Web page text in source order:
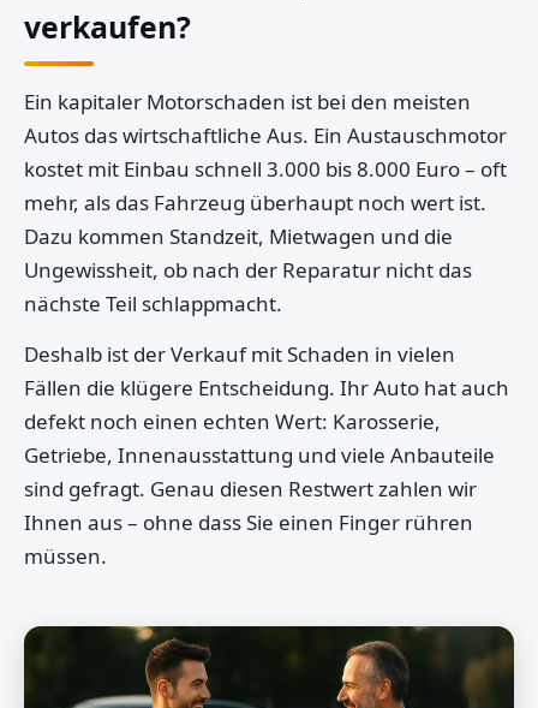
verkaufen?
Ein kapitaler Motorschaden ist bei den meisten
Autos das wirtschaftliche Aus. Ein Austauschmotor
kostet mit Einbau schnell 3.000 bis 8.000 Euro – oft
mehr, als das Fahrzeug überhaupt noch wert ist.
Dazu kommen Standzeit, Mietwagen und die
Ungewissheit, ob nach der Reparatur nicht das
nächste Teil schlappmacht.
Deshalb ist der Verkauf mit Schaden in vielen
Fällen die klügere Entscheidung. Ihr Auto hat auch
defekt noch einen echten Wert: Karosserie,
Getriebe, Innenausstattung und viele Anbauteile
sind gefragt. Genau diesen Restwert zahlen wir
Ihnen aus – ohne dass Sie einen Finger rühren
müssen.